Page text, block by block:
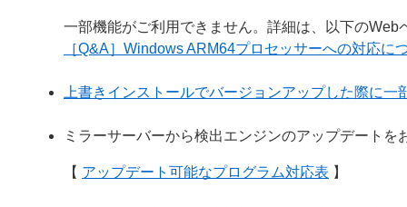
一部機能がご利用できません。詳細は、以下の
［Q&A］Windows ARM64プロセッサーへの対応に
上書きインストールでバージョンアップした際に一
ミラーサーバーから検出エンジンのアップデート
【 アップデート可能なプログラム対応表 】